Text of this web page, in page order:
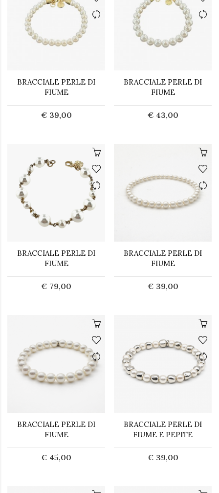
BRACCIALE PERLE DI
FIUME
€ 39,00
BRACCIALE PERLE DI
FIUME
€ 43,00
BRACCIALE PERLE DI
FIUME
€ 79,00
BRACCIALE PERLE DI
FIUME
€ 39,00
BRACCIALE PERLE DI
FIUME
€ 45,00
BRACCIALE PERLE DI
FIUME E PEPITE
€ 39,00